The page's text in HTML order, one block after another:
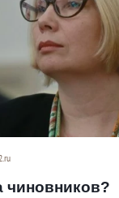
чиновников?